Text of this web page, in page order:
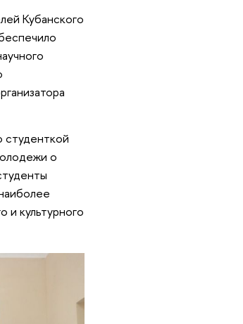
Кубанского
студенткой
о
и культурного